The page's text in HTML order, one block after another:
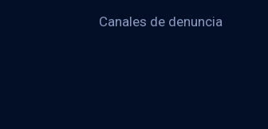
Canales de denuncia